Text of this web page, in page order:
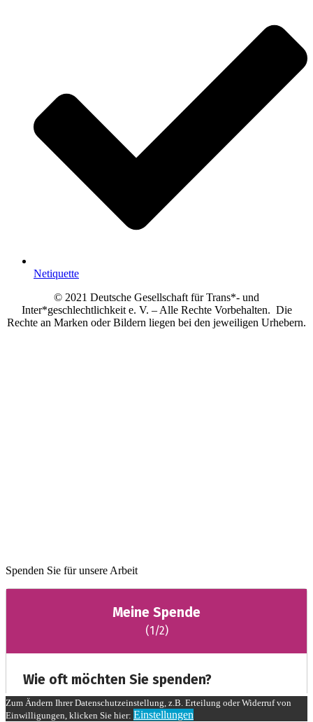
Netiquette
© 2021 Deutsche Gesellschaft für Trans*- und
Inter*geschlechtlichkeit e. V. – Alle Rechte Vorbehalten. Die
Rechte an Marken oder Bildern liegen bei den jeweiligen Urhebern.
Spenden Sie für unsere Arbeit
Zum Ändern Ihrer Datenschutzeinstellung, z.B. Erteilung oder Widerruf von
Einwilligungen, klicken Sie hier: Einstellungen